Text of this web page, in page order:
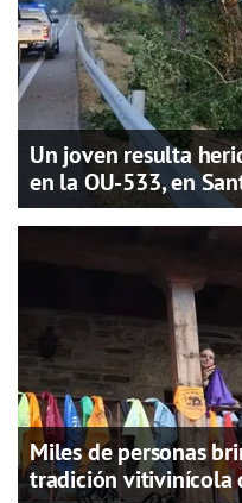
Un joven resulta
en la OU-533, en
Miles de personas
tradición vitivinícola